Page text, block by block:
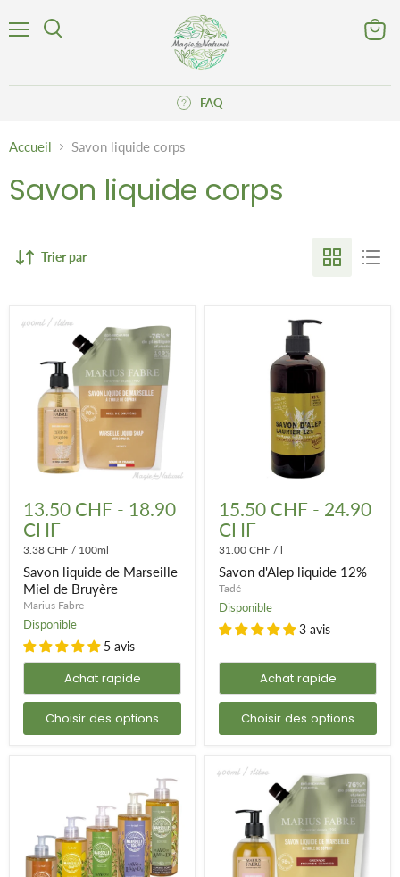
FAQ
Accueil Savon liquide corps
Savon liquide corps
Trier par
liquide
de
Marseille
Miel
de
Bruyère
13.50 CHF - 18.90
CHF
3.38 CHF / 100ml
Savon liquide de Marseille
Miel de Bruyère
Marius Fabre
Disponible
5 avis
Achat rapide
Choisir des options
d'Alep
liquide
12%
15.50 CHF - 24.90
CHF
31.00 CHF / l
Savon d'Alep liquide 12%
Tadé
Disponible
3 avis
Achat rapide
Choisir des options